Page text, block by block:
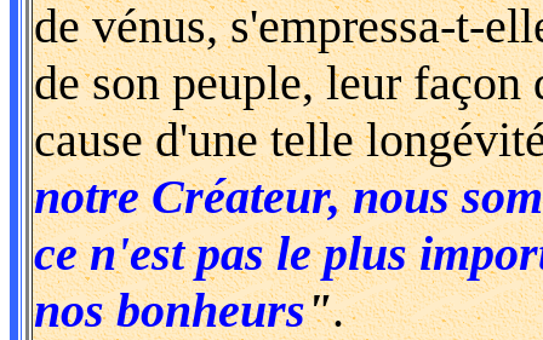
de vénus, s'empressa-t-
de son peuple, leur
cause d'une telle
notre Créateur, nous
ce n'est pas le plus
nos bonheurs".